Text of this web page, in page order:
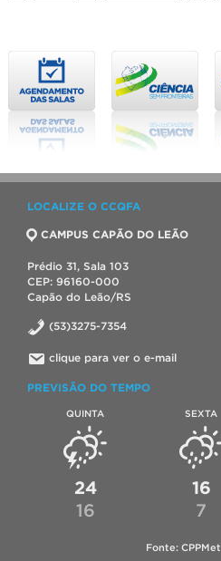
LOCALIZE O CCQFA
CAMPUS CAPÃO DO LEÃO
Prédio 31, Sala 103
CEP: 96160-000
Capão do Leão/RS
(53)3275-7354
clique para ver o e-mail
PREVISÃO DO TEMPO
QUINTA
24
16
SEXTA
16
7
Fonte: